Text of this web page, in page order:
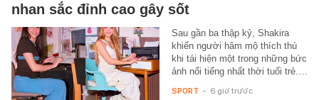
nhan sắc đỉnh cao gây sốt
Sau gần ba thập kỷ, Shakira
khiến người hâm mộ thích thú
khi tái hiện một trong những bức
ảnh nổi tiếng nhất thời tuổi trẻ.…
SPORT - 6 giờ trước